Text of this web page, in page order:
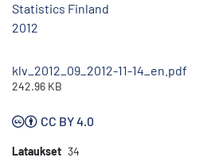
Statistics Finland
2012
klv_2012_09_2012-11-14_en.pdf
242.96 KB
CC BY 4.0
Lataukset 34